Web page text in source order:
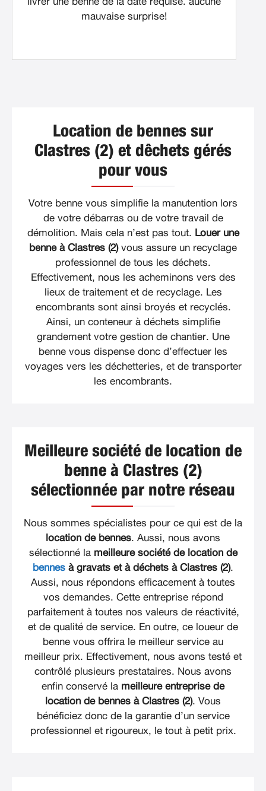
mauvaise surprise!
Location de bennes sur
Clastres (2) et dêchets gérés
pour vous
Votre benne vous simplifie la manutention lors
de votre débarras ou de votre travail de
démolition. Mais cela n’est pas tout. Louer une
benne à Clastres (2)vous assure un recyclage
professionnel de tous les déchets.
Effectivement, nous les acheminons vers des
lieux de traitement et de recyclage. Les
encombrants sont ainsi broyés et recyclés.
Ainsi, un conteneur à déchets simplifie
grandement votre gestion de chantier. Une
benne vous dispense donc d’effectuer les
voyages vers les déchetteries, et de transporter
les encombrants.
Meilleure société de location de
benne à Clastres (2)
sélectionnée par notre réseau
Nous sommes spécialistes pour ce qui est de la
location de bennes. Aussi, nous avons
sélectionné la meilleure société de location de
bennes à gravats et à déchets à Clastres (2).
Aussi, nous répondons efficacement à toutes
vos demandes. Cette entreprise répond
parfaitement à toutes nos valeurs de réactivité,
et de qualité de service. En outre, ce loueur de
benne vous offrira le meilleur service au
meilleur prix. Effectivement, nous avons testé et
contrôlé plusieurs prestataires. Nous avons
enfin conservé la meilleure entreprise de
location de bennes à Clastres (2). Vous
bénéficiez donc de la garantie d’un service
professionnel et rigoureux, le tout à petit prix.